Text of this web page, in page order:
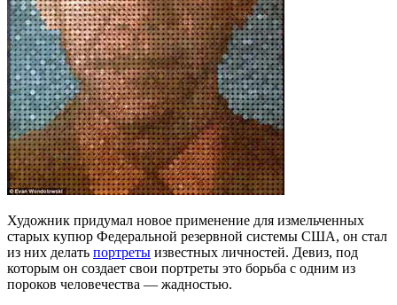
Художник придумал новое применение для измельченных
старых купюр Федеральной резервной системы США, он стал
из них делать портреты известных личностей. Девиз, под
которым он создает свои портреты это борьба с одним из
пороков человечества — жадностью.